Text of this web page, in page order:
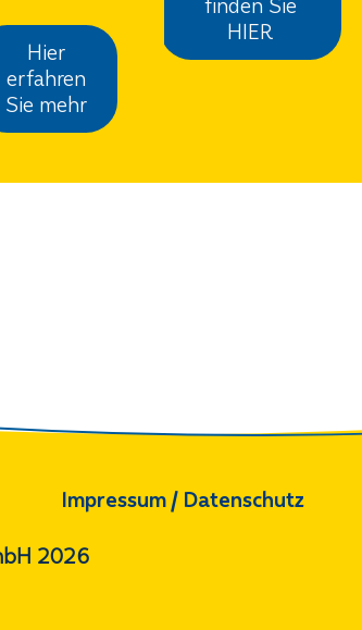
Hier
erfahren
Sie mehr
HIER
Impressum / Datenschutz
2026